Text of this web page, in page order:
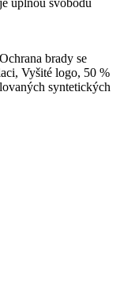
brady se
Vyšité logo, 50 %
syntetických